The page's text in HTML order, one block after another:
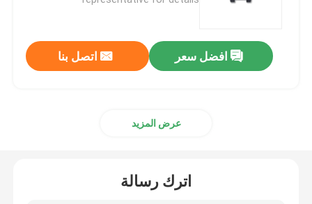
افضل سعر اتصل بنا
عرض المزيد
اترك رسالة